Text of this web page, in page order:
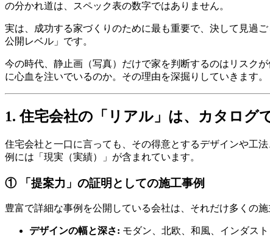
の分かれ道は、スペック表の数字ではありません。
実は、成功する家づくりのために最も重要で、決して見過
公開レベル」です。
今の時代、静止画（写真）だけで家を判断するのはリスク
に心血を注いでいるのか。その理由を深掘りしていきます。
1. 住宅会社の「リアル」は、カタログ
住宅会社と一口に言っても、その得意とするデザインや工
例には「現実（実績）」が含まれています。
① 「提案力」の証明としての施工事例
豊富で詳細な事例を公開している会社は、それだけ多くの
デザインの幅と深さ: モダン、北欧、和風、インダス